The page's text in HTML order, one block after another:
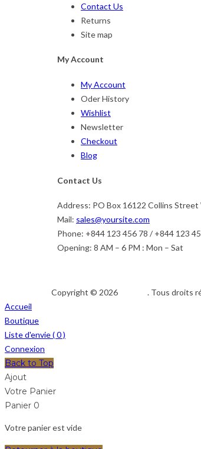
Contact Us
Returns
Site map
My Account
My Account
Oder History
Wishlist
Newsletter
Checkout
Blog
Contact Us
Address: PO Box 16122 Collins
Mail: sales@yoursite.com
Phone: +844 123 456 78 / +844 123
Opening: 8 AM – 6 PM : Mon – Sat
Copyright © 2026
. Tous droits
Accueil
Boutique
Liste d'envie (0)
Connexion
Back to Top
Ajout
Votre Panier
Panier 0
Votre panier est vide